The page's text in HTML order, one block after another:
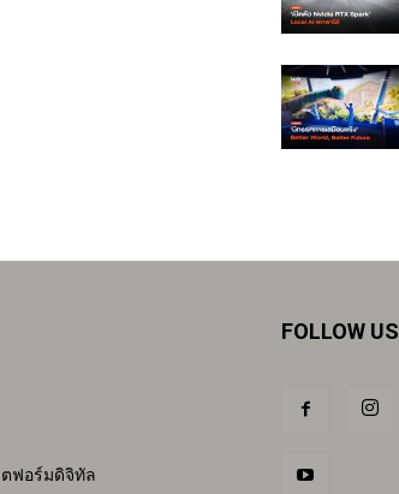
ฟอร์มดิจิทัล
FOLLOW US